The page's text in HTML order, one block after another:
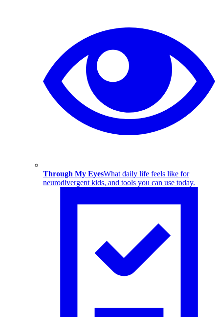
Through My EyesWhat daily life feels like for
neurodivergent kids, and tools you can use today.